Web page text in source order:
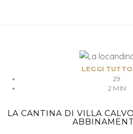
LEGGI TUTTO
29
2 MIN
LA CANTINA DI VILLA